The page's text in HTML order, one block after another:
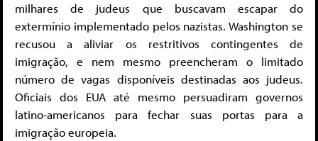
milhares de judeus que buscavam escapar do
extermínio implementado pelos nazistas. Washington se
recusou a aliviar os restritivos contingentes de
imigração, e nem mesmo preencheram o limitado
número de vagas disponíveis destinadas aos judeus.
Oficiais dos EUA até mesmo persuadiram governos
latino-americanos para fechar suas portas para a
imigração europeia.